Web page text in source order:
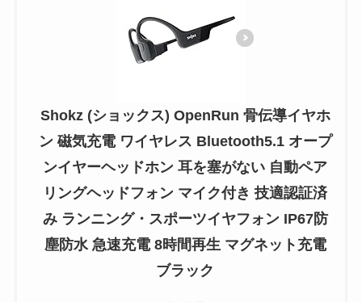
Shokz (ショックス) OpenRun 骨伝導イヤホ
ン 磁気充電 ワイヤレス Bluetooth5.1 オープ
ンイヤーヘッドホン 耳を塞がない 自動ペア
リングヘッドフォン マイク付き 技適認証済
み ランニング・スポーツイヤフォン IP67防
塵防水 急速充電 8時間再生 マグネット充電
ブラック